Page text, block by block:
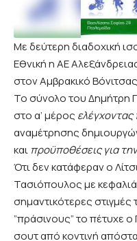
Με δεύτερη διαδοχική
Εθνική η ΑΕ
στον Αμβρακικό
Το σύνολο του Δημήτρη
στο α’ μέρος
αναμέτρησης
και προϋποθέσεις για
Ότι δεν κατάφεραν ο
Τασιόπουλος με
σημαντικότερες στιγμές
”πράσινους” το πέτυχε ο
σουτ από κοντινή